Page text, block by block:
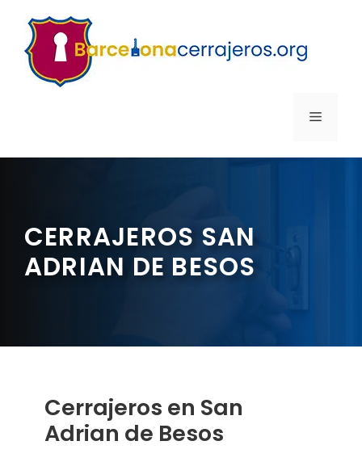
contenido
MENÚ
CERRAJEROS SAN
ADRIAN DE BESOS
Cerrajeros en San
Adrian de Besos